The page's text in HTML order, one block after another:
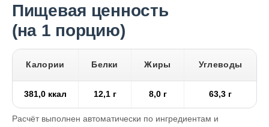
Пищевая ценность
(на 1 порцию)
Калории Белки Жиры Углеводы
381,0 ккал 12,1 г 8,0 г 63,3 г
Расчёт выполнен автоматически по ингредиентам и